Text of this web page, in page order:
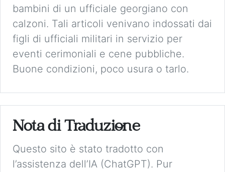
bambini di un ufficiale georgiano con
calzoni. Tali articoli venivano indossati dai
figli di ufficiali militari in servizio per
eventi cerimoniali e cene pubbliche.
Buone condizioni, poco usura o tarlo.
Nota di Traduzione
Questo sito è stato tradotto con
l’assistenza dell’IA (ChatGPT). Pur